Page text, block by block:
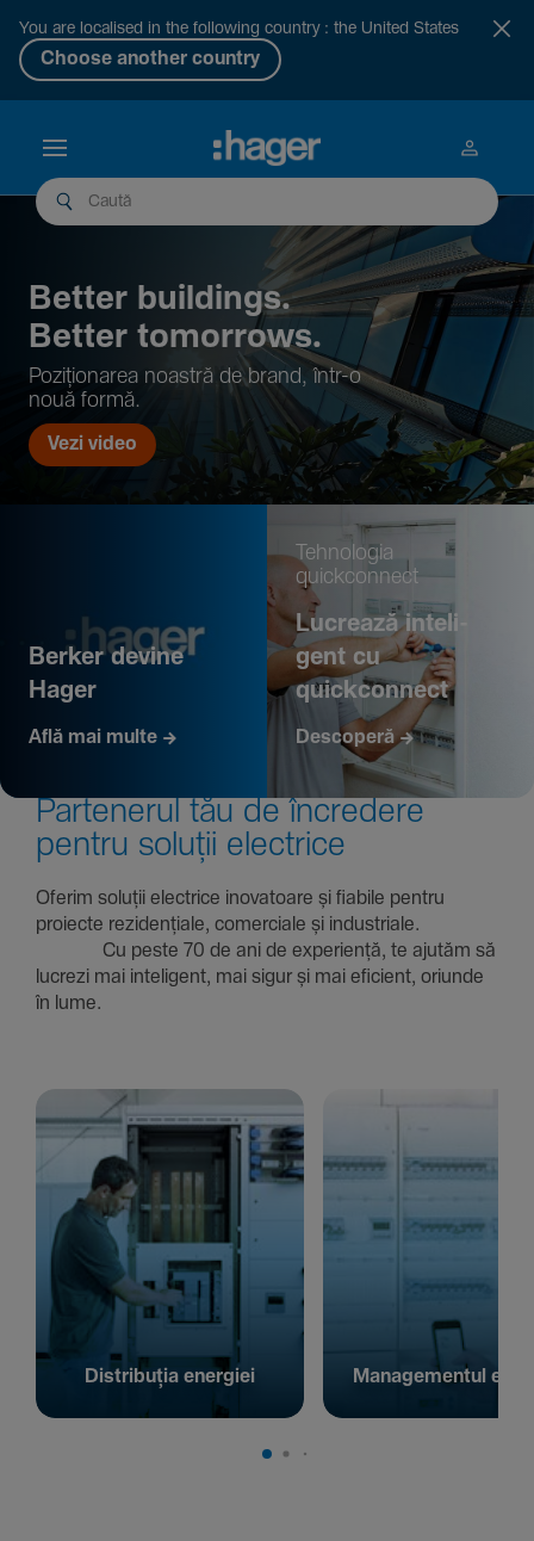
You are localised in the following country : the United States
Choose another country
Better buil­dings.
Better tomor­rows.
Pozi­țio­narea noastră de brand, într-o
nouă formă.
Vezi video
Berker devine
Hager
Află mai multe
Tehno­logia
quickconnect
Lucrează inte­li­
gent cu
quickconnect
Descoperă
Parte­nerul tău de încre­dere
pentru soluții electrice
Oferim soluții electrice inova­toare și fiabile pentru
proiecte rezi­den­țiale, comer­ciale și indus­triale.
Cu peste 70 de ani de expe­riență, te ajutăm să
lucrezi mai inte­li­gent, mai sigur și mai eficient, oriunde
în lume.
Distribuția energiei Managementul